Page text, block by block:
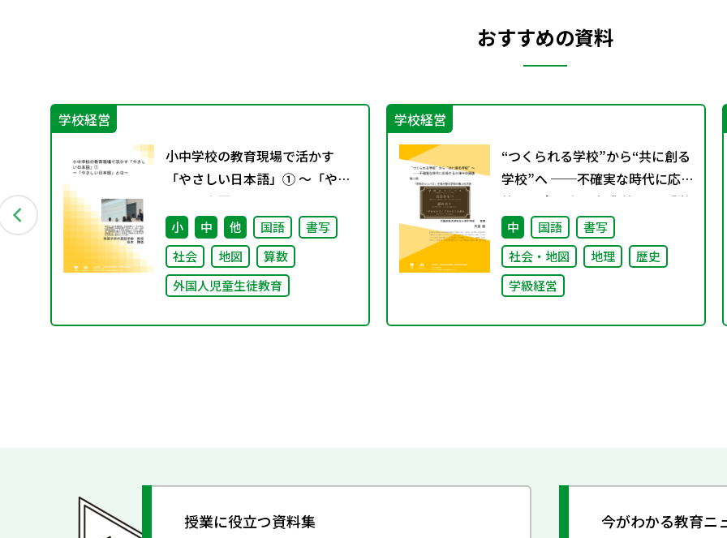
おすすめの資料
学校経営
小中学校の教育現場で活かす
「やさしい日本語」① ～「やさ
しい日本語」とは～
小 中 他 国語
書写
社会
地図
算数
外国人児童生徒教育
学校経営
“つくられる学校”から“共に創る
学校”へ ──不確実な時代に応
答する小津中の実践 第二回 「学
校のコンパス」生徒が創る学校
の最上位方針
中 国語
書写
社会・地図
地理
歴史
学級経営
授業に役立つ資料集 今がわかる教育ニ